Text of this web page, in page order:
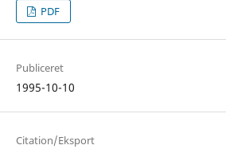
PDF
Publiceret
1995-10-10
Citation/Eksport